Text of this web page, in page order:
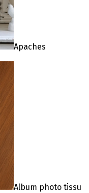
Apaches
Album photo tissu